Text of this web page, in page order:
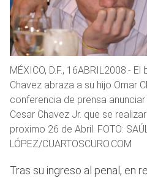
MÉXICO, D.F., 16ABRIL2008.-
Chavez abraza a su hijo Omar
conferencia de prensa
Cesar Chavez Jr. que se
proximo 26 de Abril. FOTO: SAÚL
LÓPEZ/CUARTOSCURO.COM
Tras su ingreso al penal, en